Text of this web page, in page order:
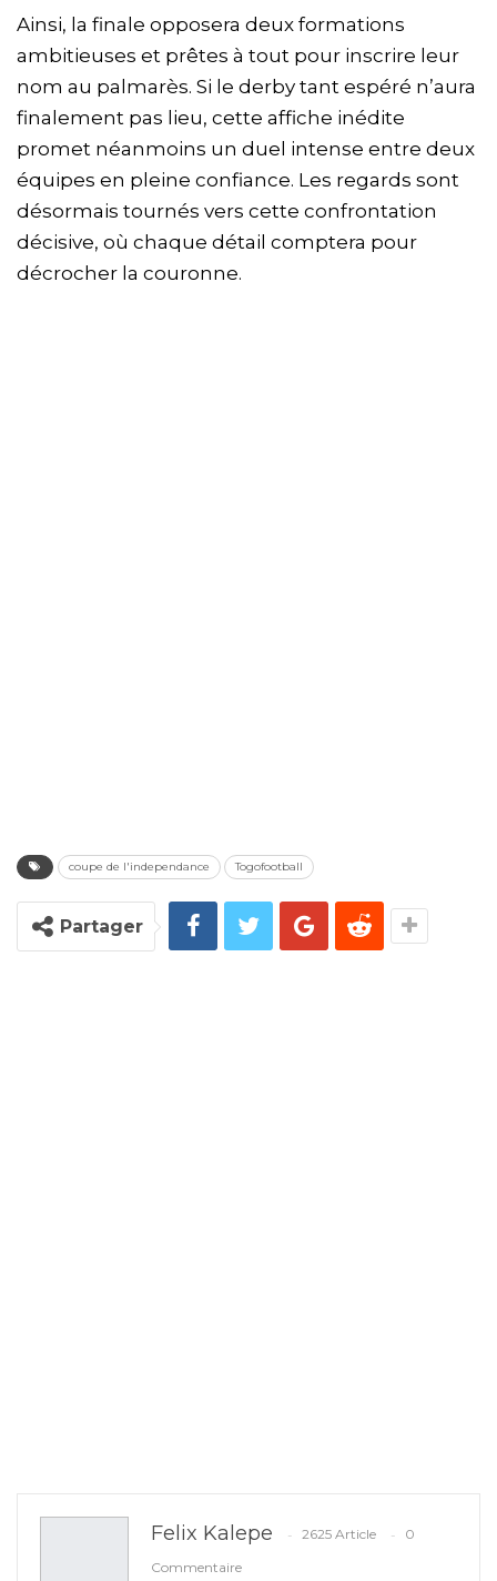
Ainsi, la finale opposera deux formations
ambitieuses et prêtes à tout pour inscrire leur
nom au palmarès. Si le derby tant espéré n’aura
finalement pas lieu, cette affiche inédite
promet néanmoins un duel intense entre deux
équipes en pleine confiance. Les regards sont
désormais tournés vers cette confrontation
décisive, où chaque détail comptera pour
décrocher la couronne.
coupe de l'independance Togofootball
Partager
Felix Kalepe 2625 Article
0
Commentaire